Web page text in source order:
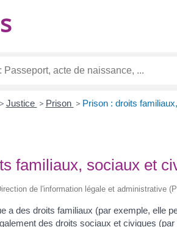
> Justice > Prison > Prison : droits
familiaux, sociaux et
de l'information légale et administrative
a des droits familiaux (par exemple, elle
des droits sociaux et civiques